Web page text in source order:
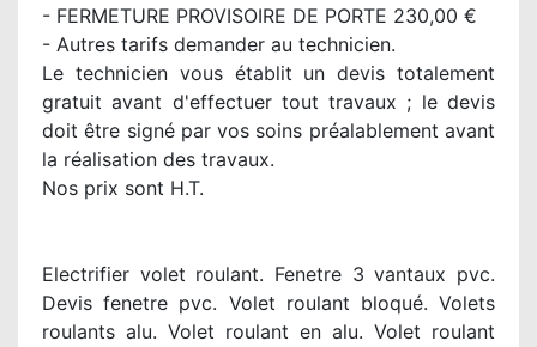
- FERMETURE PROVISOIRE DE PORTE 230,00 €
- Autres tarifs demander au technicien.
Le technicien vous établit un devis totalement
gratuit avant d'effectuer tout travaux ; le devis
doit être signé par vos soins préalablement avant
la réalisation des travaux.
Nos prix sont H.T.
Electrifier volet roulant. Fenetre 3 vantaux pvc.
Devis fenetre pvc. Volet roulant bloqué. Volets
roulants alu. Volet roulant en alu. Volet roulant